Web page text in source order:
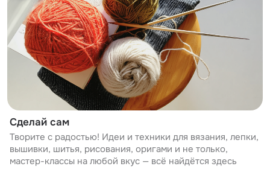
Сделай сам
Творите с радостью! Идеи и техники для вязания, лепки,
вышивки, шитья, рисования, оригами и не только,
мастер-классы на любой вкус — всё найдётся здесь